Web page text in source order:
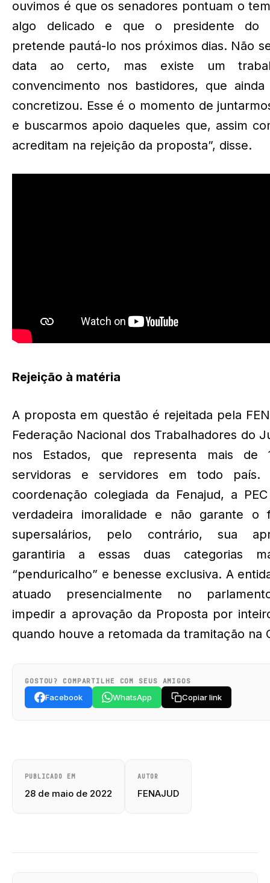
ouvimos é que os senadores pontuam o
algo delicado e que o presidente do
pretende pautá-lo nos próximos dias. Não
data ao certo, mas existe um
convencimento nos bastidores, que
concretizou. Esse é o momento de
e buscarmos apoio daqueles que, assim
acreditam na rejeição da proposta”, disse.
Rejeição à matéria
A proposta em questão é rejeitada pela
Federação Nacional dos Trabalhadores do
nos Estados, que representa mais de
servidoras e servidores em todo país.
coordenação colegiada da Fenajud, a
verdadeira imoralidade e não garante o
supersalários, pelo contrário, sua
garantiria a essas duas categorias
“penduricalho” e benesse exclusiva. A
atuado presencialmente no
impedir a aprovação da Proposta por
quando houve a retomada da tramitação na
GOSTOU? COMPARTILHE COM SEUS AMIGOS
Facebook WhatsApp Copiar link
PUBLICADO EM
28 de maio de 2022
AUTOR
FENAJUD